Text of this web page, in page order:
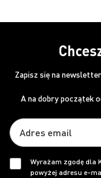
Zapisz się na
A na dobry początek
Wyrażam zgodę dla
powyżej adresu e-